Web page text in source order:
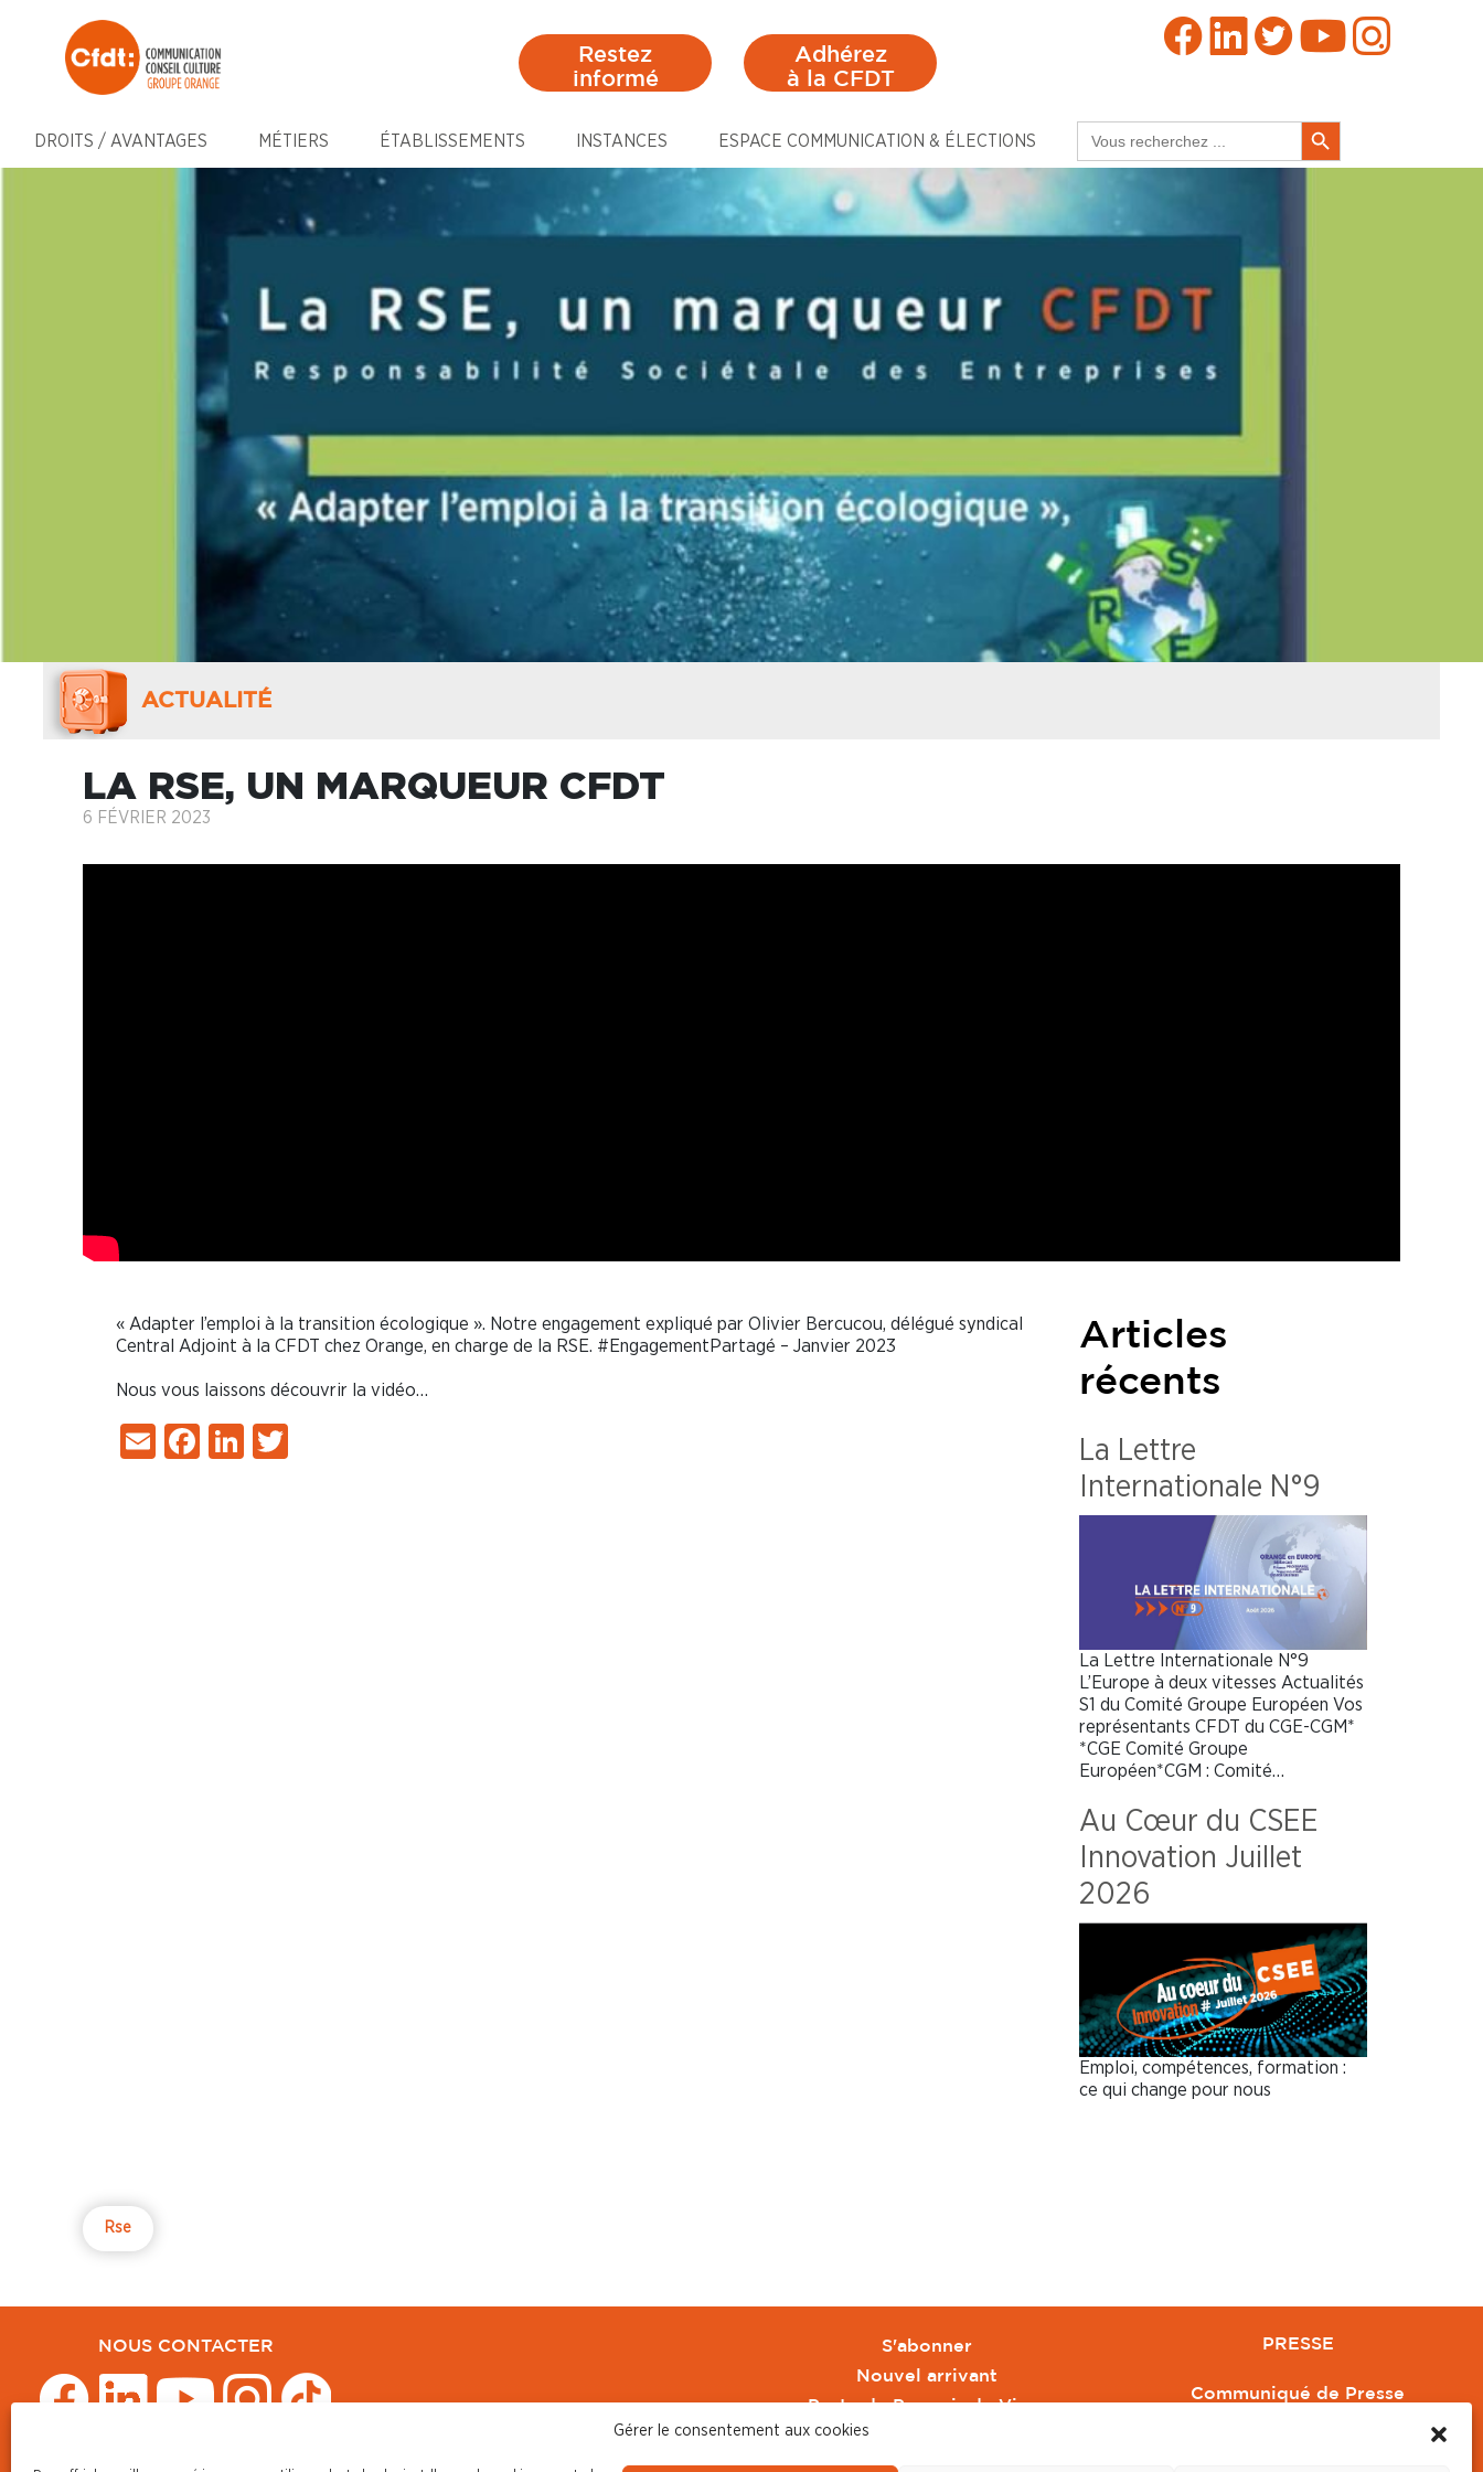
Gérer le consentement aux cookies
Restez
informé
Adhérez
à la CFDT
DROITS / AVANTAGES MÉTIERS ÉTABLISSEMENTS INSTANCES ESPACE COMMUNICATION & ÉLECTIONS
for:
Search Button
ACTUALITÉ
LA RSE, UN MARQUEUR CFDT
6 FÉVRIER 2023
« Adapter l’emploi à la transition écologique ». Notre engagement expliqué par Olivier Bercucou, délégué syndical
Central Adjoint à la CFDT chez Orange, en charge de la RSE. #EngagementPartagé – Janvier 2023
Nous vous laissons découvrir la vidéo…
EmailFacebook
LinkedIn
Articles
récents
La Lettre
Internationale N°9
La Lettre Internationale N°9
L’Europe à deux vitesses Actualités
S1 du Comité Groupe Européen Vos
représentants CFDT du CGE-CGM*
*CGE Comité Groupe
Européen*CGM : Comité…
Au Cœur du CSEE
Innovation Juillet
2026
Emploi, compétences, formation :
ce qui change pour nous
Rse
NOUS CONTACTER
S'abonner
Nouvel arrivant
Pacte de Pouvoir de Vivre
Toute l'actu CFDT Orange
PRESSE
Communiqué de Presse